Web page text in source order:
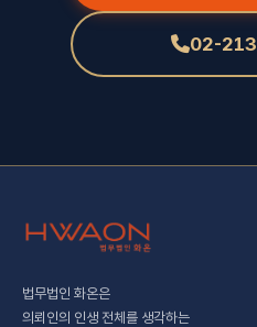
02-
법무법인 화온은
의뢰인의 인생 전체를 생각하는